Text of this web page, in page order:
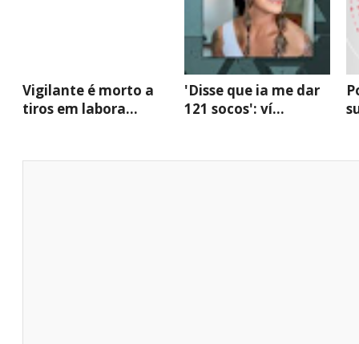
Vigilante é morto a
tiros em labora...
'Disse que ia me dar
121 socos': ví...